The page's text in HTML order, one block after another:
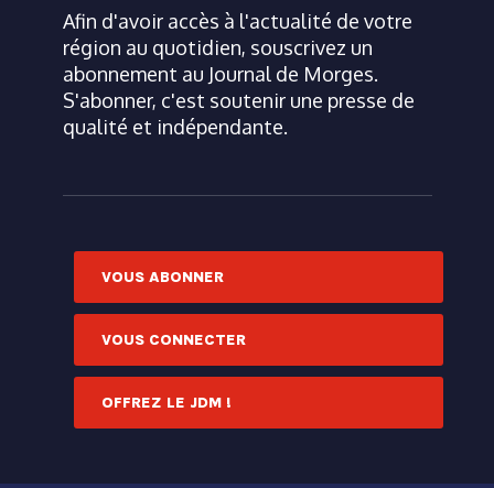
Afin d'avoir accès à l'actualité de votre
région au quotidien, souscrivez un
abonnement au Journal de Morges.
S'abonner, c'est soutenir une presse de
qualité et indépendante.
VOUS ABONNER
VOUS CONNECTER
OFFREZ LE JDM !